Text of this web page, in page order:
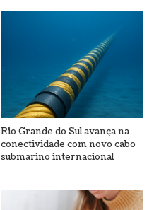
Rio Grande do Sul avança na
conectividade com novo cabo
submarino internacional